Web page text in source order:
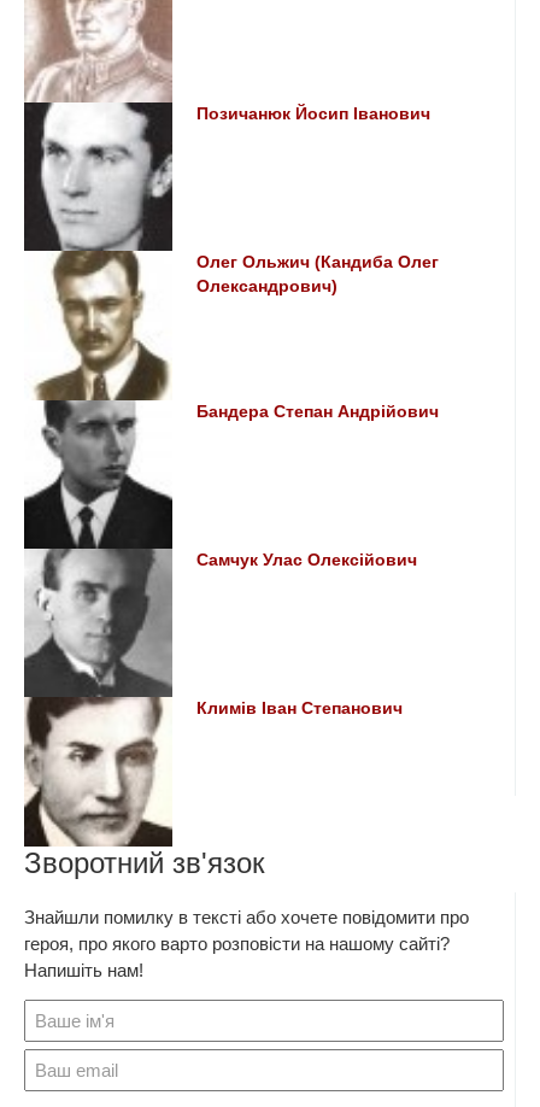
Позичанюк Йосип Іванович
Олег Ольжич (Кандиба Олег
Олександрович)
Бандера Степан Андрійович
Самчук Улас Олексійович
Климів Іван Степанович
Зворотний зв'язок
Знайшли помилку в тексті або хочете повідомити про
героя, про якого варто розповісти на нашому сайті?
Напишіть нам!